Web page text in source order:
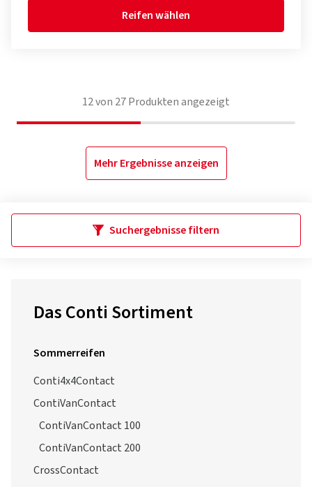
Reifen wählen
12von 27Produkten angezeigt
Mehr Ergebnisse anzeigen
Suchergebnisse filtern
Das Conti Sortiment
Sommerreifen
Conti4x4Contact
ContiVanContact
ContiVanContact 100
ContiVanContact 200
CrossContact